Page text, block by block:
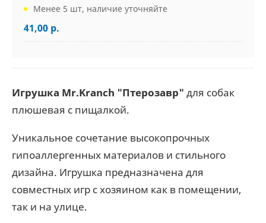
Менее 5 шт, наличие уточняйте
41,00 р.
Игрушка Mr.Kranch "Птерозавр" для собак
плюшевая с пищалкой.
Уникальное сочетание высокопрочных
гипоаллергенных материалов и стильного
дизайна. Игрушка предназначена для
совместных игр с хозяином как в помещении,
так и на улице.